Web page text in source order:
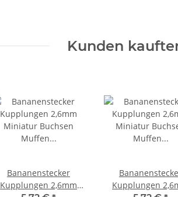
Kunden
Bananenstecker
Kupplungen 2,6mm
Kupplungen